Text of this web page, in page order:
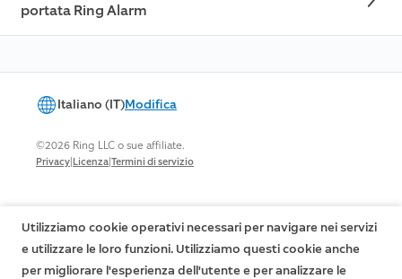
portata Ring Alarm
Italiano (IT)Modifica
©2026 Ring LLC o sue affiliate.
Privacy|Licenza|Termini di servizio
Utilizziamo cookie operativi necessari per navigare nei servizi
e utilizzare le loro funzioni. Utilizziamo questi cookie anche
per migliorare l'esperienza dell'utente e per analizzare le